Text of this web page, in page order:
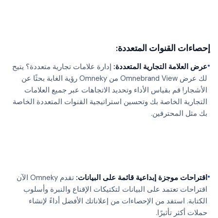
إحصاءات القنوات المتعددة:
•عرض العلامة التجارية المتعددة: إدارة علامات تجارية متعددة؟ يتيح
لك عرض Omnebrand View من Omneky رؤية الغابة بحثًا عن
الأشجار! قم بقياس الأداء وتحديد الاتجاهات عبر جميع العلامات
التجارية الخاصة بك وتحسين استراتيجية القنوات المتعددة الخاصة
بك مثل المحترفين.
•اقتراحات موجزة إبداعية قائمة على البيانات:
تقدم Omneky الآن
اقتراحات تعتمد على البيانات لتكتيكات الإقناع والنبرة وأسلوب
الكتابة. استفد من الإحصاءات من إعلاناتك الأفضل أداءً لإنشاء
حملات أكثر تأثيرًا.